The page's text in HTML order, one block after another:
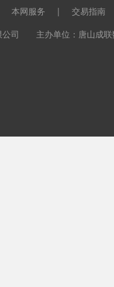
本网服务 |
交易指南
公司 主办单位：唐山成